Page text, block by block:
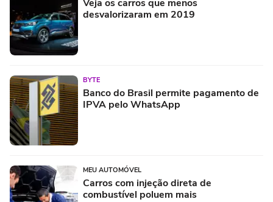
Veja os carros que menos
desvalorizaram em 2019
BYTE
Banco do Brasil permite pagamento de
IPVA pelo WhatsApp
MEU AUTOMÓVEL
Carros com injeção direta de
combustível poluem mais